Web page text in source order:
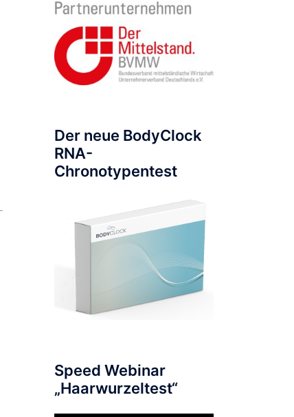
Der neue BodyClock
RNA-
Chronotypentest
Speed Webinar
„Haarwurzeltest“